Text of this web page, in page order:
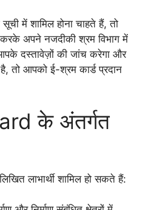
में शामिल होना चाहते हैं, तो
अपने नजदीकी श्रम विभाग में
दस्तावेज़ों की जांच करेगा और
है, तो आपको ई-श्रम कार्ड प्रदान
के अंतर्गत
लाभार्थी शामिल हो सकते हैं: